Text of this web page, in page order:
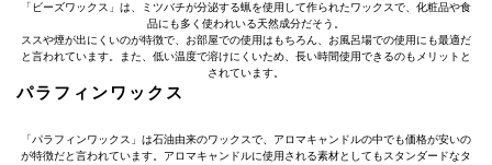
「ビーズワックス」は、ミツバチが分泌する蝋を使用して作られたワックスで、化粧品や食
品にも多く使われいる天然成分だそう。
ススや煙が出にくいのが特徴で、お部屋での使用はもちろん、お風呂場での使用にも最適だ
と言われています。また、低い温度で溶けにくいため、長い時間使用できるのもメリットと
されています。
パラフィンワックス
「パラフィンワックス」は石油由来のワックスで、アロマキャンドルの中でも価格が安いの
が特徴だと言われています。アロマキャンドルに使用される素材としてもスタンダードなタ